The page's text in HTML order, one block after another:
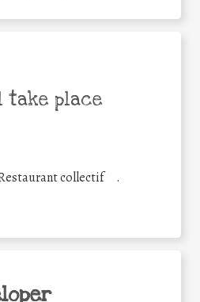
take place
collectif
.